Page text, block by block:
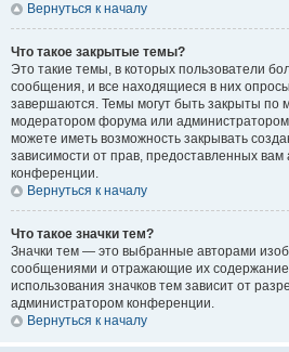
Вернуться к началу
Что такое закрытые темы?
Это такие темы, в которых пользователи
сообщения, и все находящиеся в них
завершаются. Темы могут быть закрыты по
модератором форума или
можете иметь возможность закрывать
зависимости от прав, предоставленных
конференции.
Вернуться к началу
Что такое значки тем?
Значки тем — это выбранные авторами
сообщениями и отражающие их
использования значков тем зависит от
администратором конференции.
Вернуться к началу